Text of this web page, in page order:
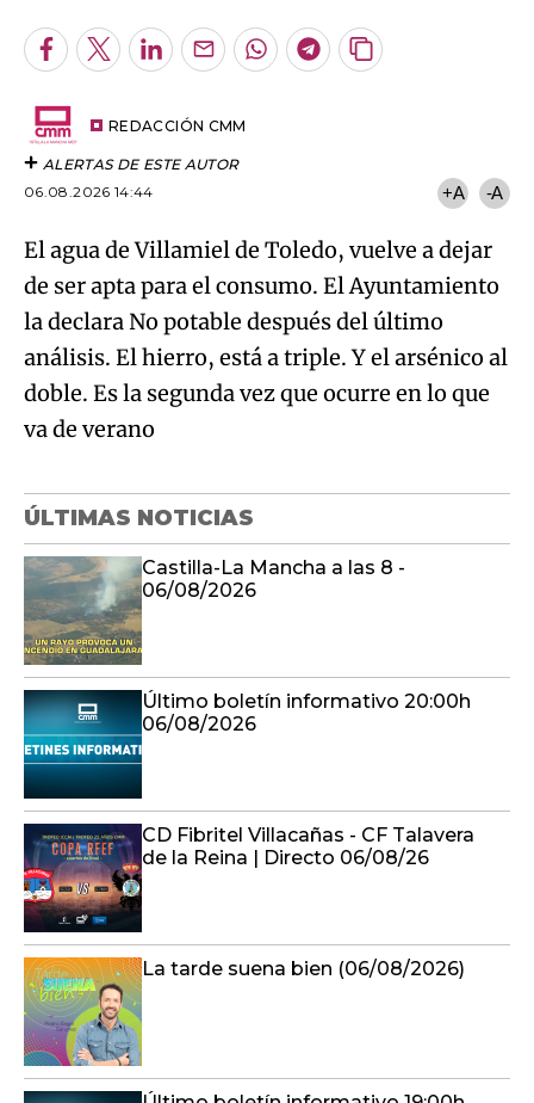
ALERTAS DE ESTE AUTOR
06.08.2026 14:44
El agua de Villamiel de Toledo, vuelve a dejar
de ser apta para el consumo. El Ayuntamiento
la declara No potable después del último
análisis. El hierro, está a triple. Y el arsénico al
doble. Es la segunda vez que ocurre en lo que
va de verano
ÚLTIMAS NOTICIAS
Último boletín informativo 20:00h
06/08/2026
CD Fibritel Villacañas - CF Talavera
de la Reina | Directo 06/08/26
La tarde suena bien (06/08/2026)
Último boletín informativo 19:00h